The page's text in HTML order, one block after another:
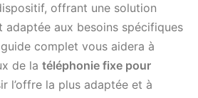
offrant une solution
adaptée aux besoins spécifiques
complet vous aidera à
de la téléphonie fixe pour
l’offre la plus adaptée et à